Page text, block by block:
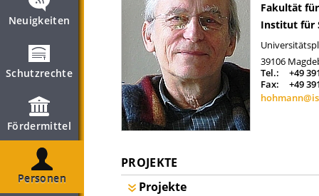
Neuigkeiten
Schutzrechte
Fördermittel
Personen
Fakultät
Institut für
39106
Tel.:
+49
Fax:
+49
PROJEKTE
Projekte